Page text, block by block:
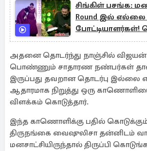
சிங்கிள் பசங்க:
Round இல் எல்லை
போட்டியாளர்கள்!
நெட்டிசன்கள்
அதனை தொடர்ந்து நாஞ்சில் விஜயன்
பொண்ணும் சாதாரண நண்பர்கள்
இருப்பது தவறான தொடர்பு
ஆதாரமாக நிறுத்து ஒரு
விளக்கம் கொடுத்தார்.
இந்த காணொளிக்கு பதில்
திருநங்கை வைஷுலிசா தன்னிடம்
மனசாட்சியிருந்தால் திருப்பி